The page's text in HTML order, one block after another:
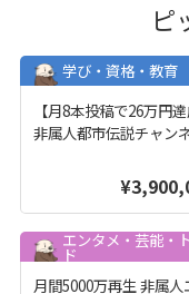
ピ
学び・資格・教育
【月8本投稿で26万円達
非属人都市伝説チャン
エンタメ・芸能・
ド
月間5000万再生 非属人